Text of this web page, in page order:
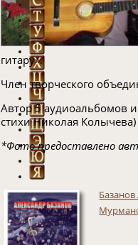
гитару».
Член творческого
Автор 5 аудиоальбомов
стихи Николая
*Фото предоставлено
Базанов